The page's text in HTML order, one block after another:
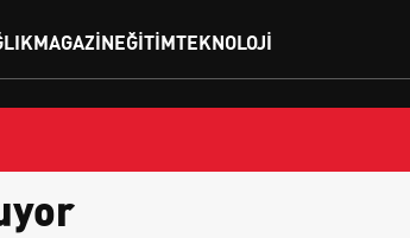
MAGAZINEĞITIMTEKNOLOJI